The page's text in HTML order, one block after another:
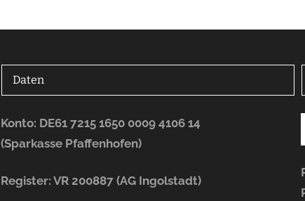
Daten
Konto: DE61 7215 1650 0009 4106 14
(Sparkasse Pfaffenhofen)
Register: VR 200887 (AG Ingolstadt)